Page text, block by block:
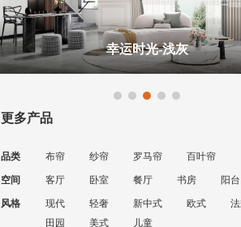
幸运时光-浅灰
更多产品
品类 布帘 纱帘 罗马帘 百叶帘
空间 客厅 卧室 餐厅 书房 阳台
风格 现代 轻奢 新中式 欧式
田园
美式 儿童